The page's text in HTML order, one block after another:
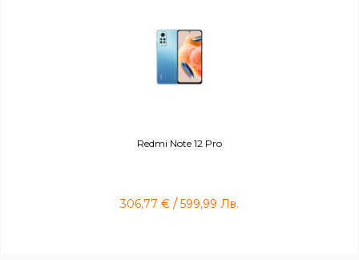
Redmi Note 12 Pro
306,77 € /599,99 Лв.